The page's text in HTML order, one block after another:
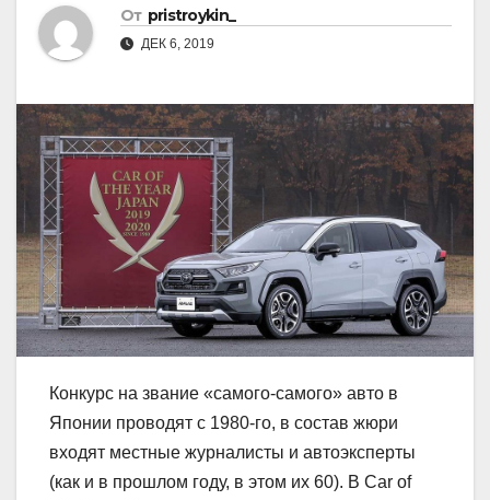
От pristroykin_
ДЕК 6, 2019
Конкурс на звание «самого-самого» авто в
Японии проводят с 1980-го, в состав жюри
входят местные журналисты и автоэксперты
(как и в прошлом году, в этом их 60). В Car of